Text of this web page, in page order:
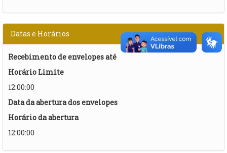
Datas e Horários
Recebimento de envelopes até
Horário Limite
12:00:00
Data da abertura dos envelopes
Horário da abertura
12:00:00